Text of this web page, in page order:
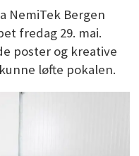
NemiTek Bergen
fredag 29. mai.
poster og kreative
løfte pokalen.